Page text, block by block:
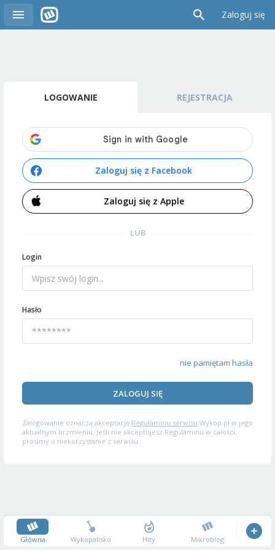
Zaloguj się
LOGOWANIE REJESTRACJA
Zaloguj się z Facebook
Zaloguj się z Apple
LUB
Login
Hasło
nie pamiętam hasła
ZALOGUJ SIĘ
Zalogowanie oznacza akceptację Regulaminu serwisu Wykop.pl w jego
aktualnym brzmieniu. Jeśli nie akceptujesz Regulaminu w całości,
prosimy o niekorzystanie z serwisu.
Główna Wykopalisko Hity Mikroblog